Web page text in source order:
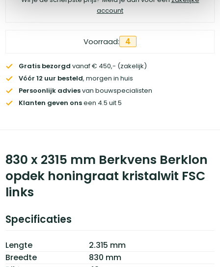
account
Voorraad: 4
Gratis bezorgd vanaf € 450,- (zakelijk)
Vóór 12 uur besteld, morgen in huis
Persoonlijk adviesvan bouwspecialisten
Klanten geven onseen 4.5 uit 5
830 x 2315 mm Berkvens Berklon
opdek honingraat kristalwit FSC
links
Specificaties
Lengte
2.315 mm
Breedte
830 mm